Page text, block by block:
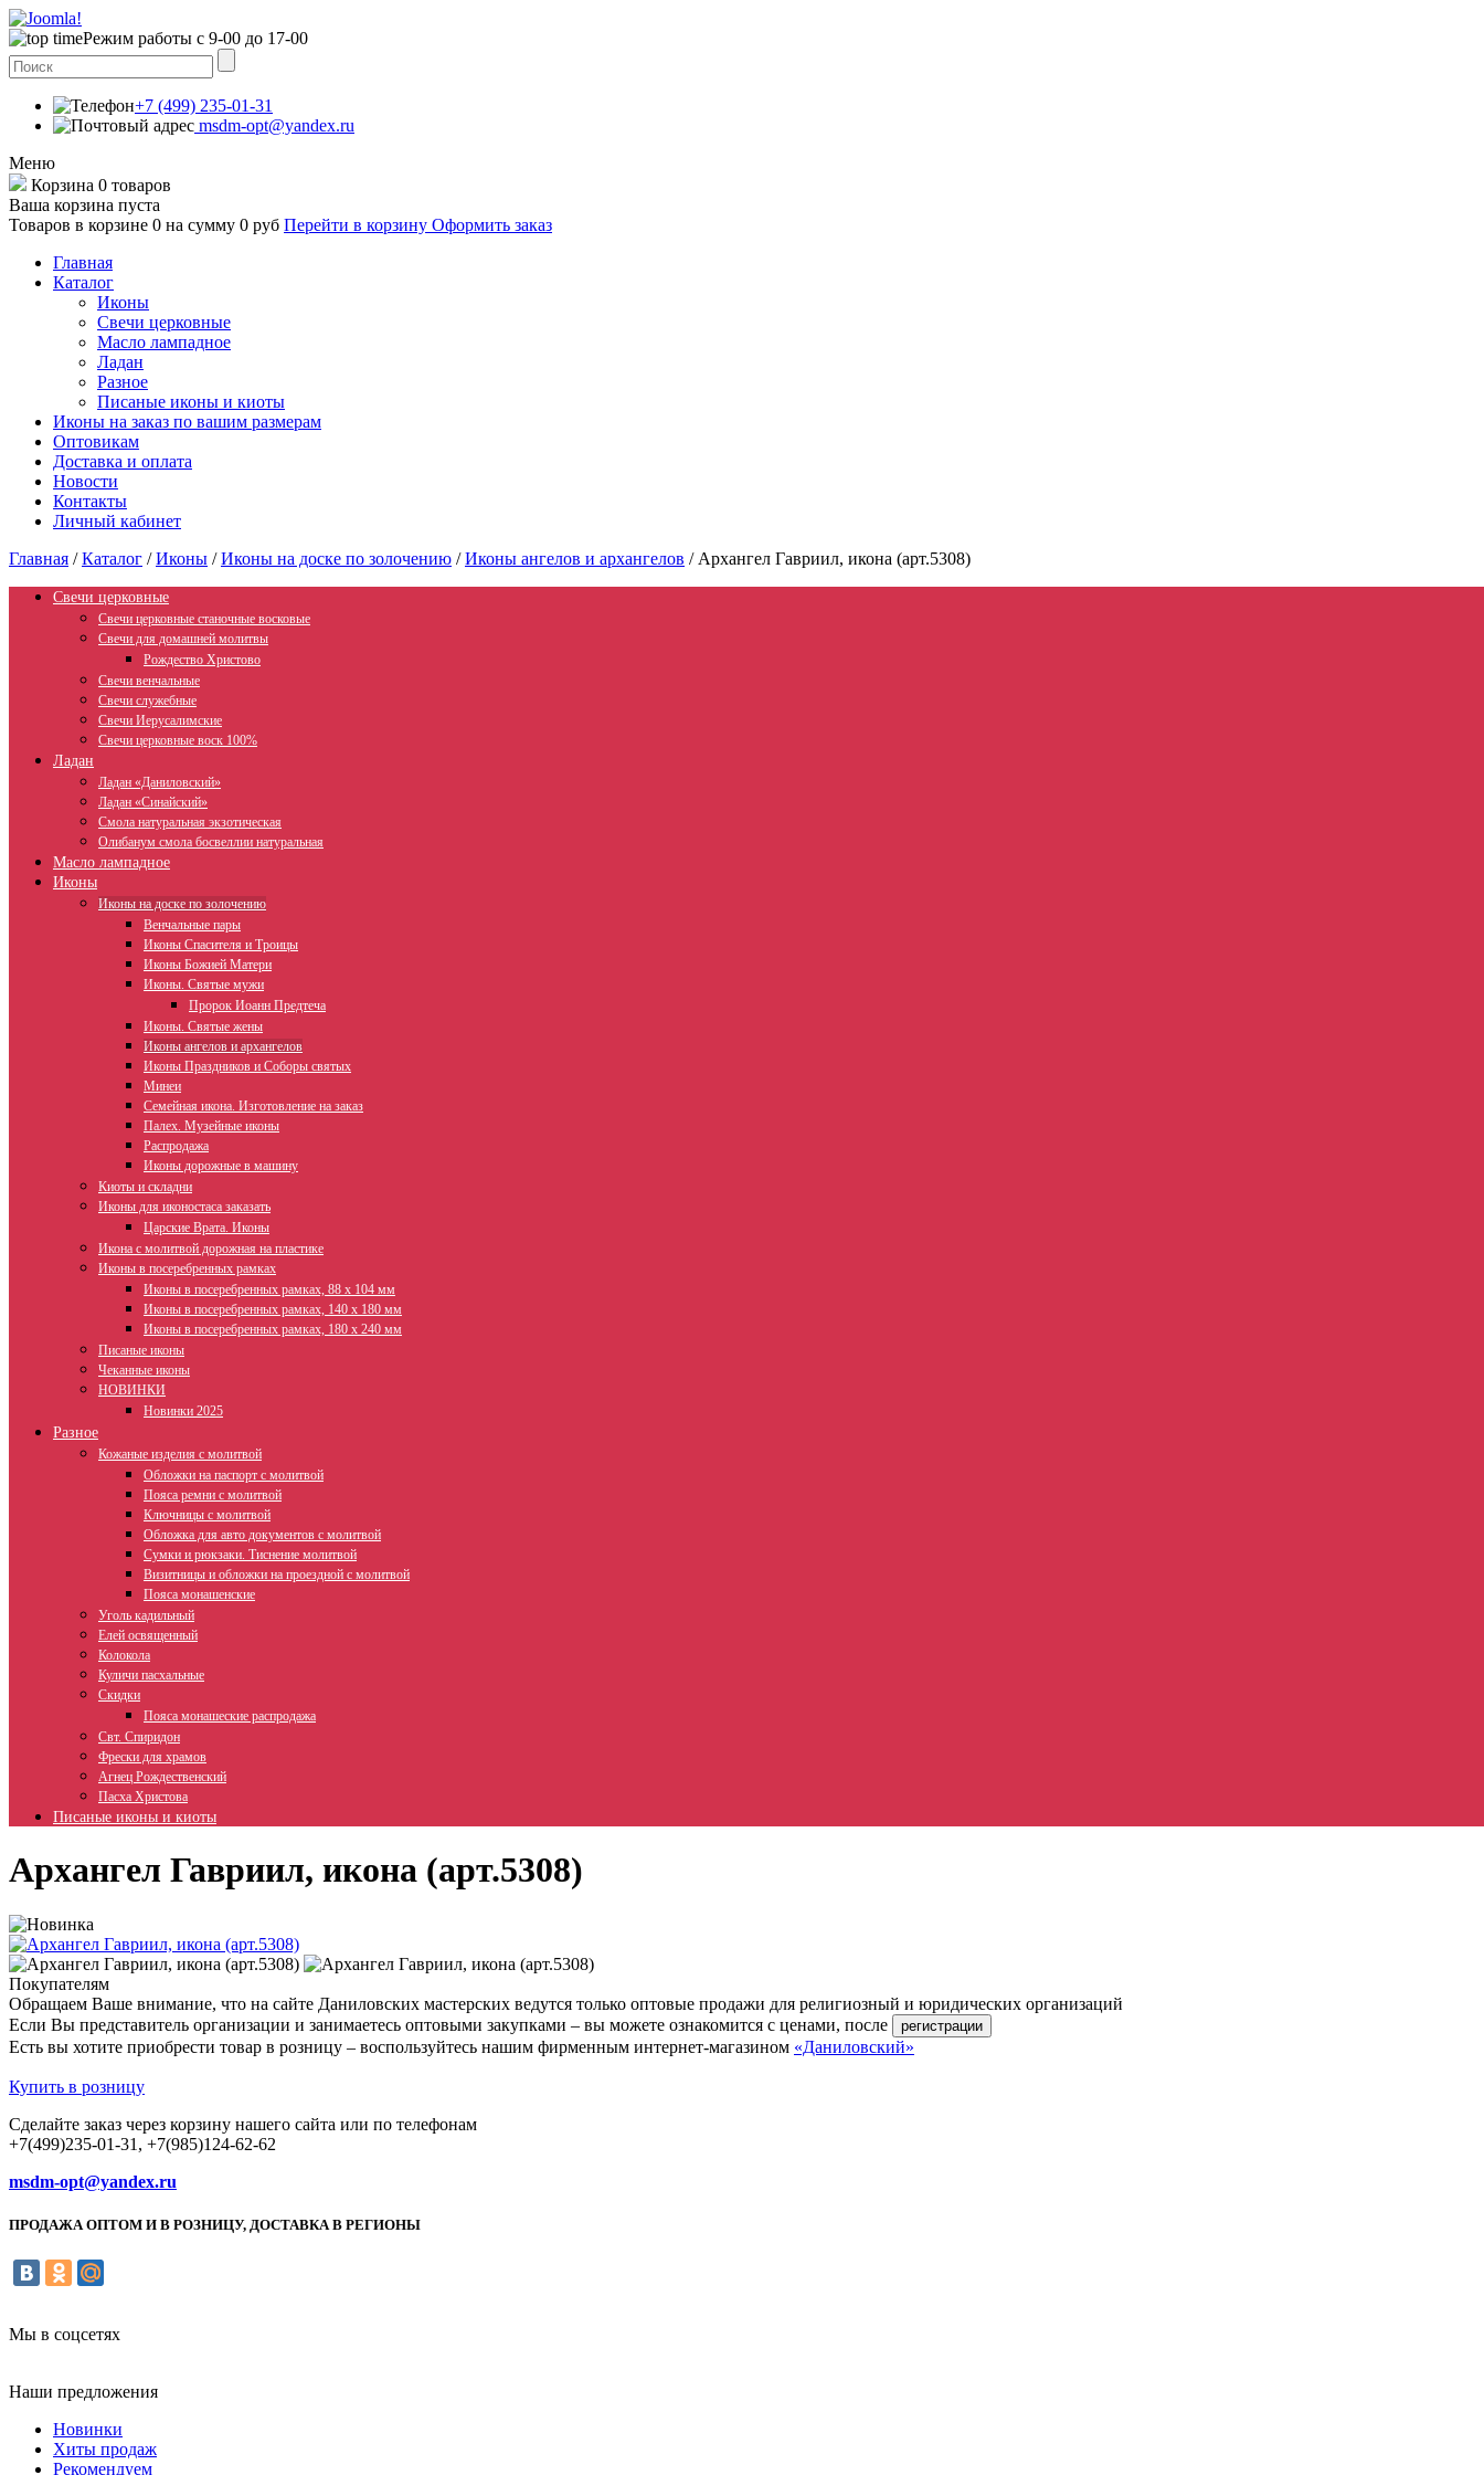
Режим работы с 9-00 до 17-00
+7 (499) 235-01-31
msdm-opt@yandex.ru
Меню
Корзина 0 товаров
Ваша корзина пуста
Товаров в корзине 0 на сумму 0 руб Перейти в корзину Оформить заказ
Главная
Каталог
Иконы
Свечи церковные
Масло лампадное
Ладан
Разное
Писаные иконы и киоты
Иконы на заказ по вашим размерам
Оптовикам
Доставка и оплата
Новости
Контакты
Личный кабинет
Главная /Каталог /Иконы /Иконы на доске по золочению /Иконы ангелов и архангелов / Архангел Гавриил, икона (арт.5308)
Свечи церковные
Свечи церковные станочные восковые
Свечи для домашней молитвы
Рождество Христово
Свечи венчальные
Свечи служебные
Свечи Иерусалимские
Свечи церковные воск 100%
Ладан
Ладан «Даниловский»
Ладан «Синайский»
Смола натуральная экзотическая
Олибанум смола босвеллии натуральная
Масло лампадное
Иконы
Иконы на доске по золочению
Венчальные пары
Иконы Спасителя и Троицы
Иконы Божией Матери
Иконы. Святые мужи
Пророк Иоанн Предтеча
Иконы. Святые жены
Иконы ангелов и архангелов
Иконы Праздников и Соборы святых
Минеи
Семейная икона. Изготовление на заказ
Палех. Музейные иконы
Распродажа
Иконы дорожные в машину
Киоты и складни
Иконы для иконостаса заказать
Царские Врата. Иконы
Икона с молитвой дорожная на пластике
Иконы в посеребренных рамках
Иконы в посеребренных рамках, 88 х 104 мм
Иконы в посеребренных рамках, 140 х 180 мм
Иконы в посеребренных рамках, 180 х 240 мм
Писаные иконы
Чеканные иконы
НОВИНКИ
Новинки 2025
Разное
Кожаные изделия с молитвой
Обложки на паспорт с молитвой
Пояса ремни с молитвой
Ключницы с молитвой
Обложка для авто документов с молитвой
Сумки и рюкзаки. Тиснение молитвой
Визитницы и обложки на проездной с молитвой
Пояса монашенские
Уголь кадильный
Елей освященный
Колокола
Куличи пасхальные
Скидки
Пояса монашеские распродажа
Свт. Спиридон
Фрески для храмов
Агнец Рождественский
Пасха Христова
Писаные иконы и киоты
Архангел Гавриил, икона (арт.5308)
Покупателям
Обращаем Ваше внимание, что на сайте Даниловских мастерских ведутся только оптовые продажи для религиозный и юридических организаций
Если Вы представитель организации и занимаетесь оптовыми закупками – вы можете ознакомится с ценами, после
Есть вы хотите приобрести товар в розницу – воспользуйтесь нашим фирменным интернет-магазином «Даниловский»
Купить в розницу
Сделайте заказ через корзину нашего сайта или по телефонам
+7(499)235-01-31, +7(985)124-62-62
msdm-opt@yandex.ru
ПРОДАЖА ОПТОМ И В РОЗНИЦУ, ДОСТАВКА В РЕГИОНЫ
Мы в соцсетях
Наши предложения
Новинки
Хиты продаж
Рекомендуем